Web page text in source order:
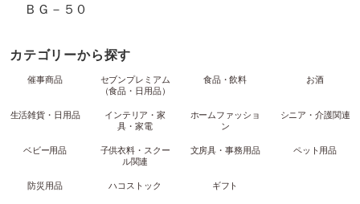
ＢＧ－５０
カテゴリーから探す
催事商品
セブンプレミアム
（食品・日用品）
食品・飲料 お酒
生活雑貨・日用品
インテリア・家
具・家電
ホームファッショ
ン
シニア・介護関連
ベビー用品
子供衣料・スクー
ル関連
文房具・事務用品 ペット用品
防災用品 ハコストック ギフト